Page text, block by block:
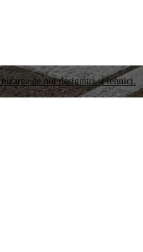
de noi designuri și tehnici.